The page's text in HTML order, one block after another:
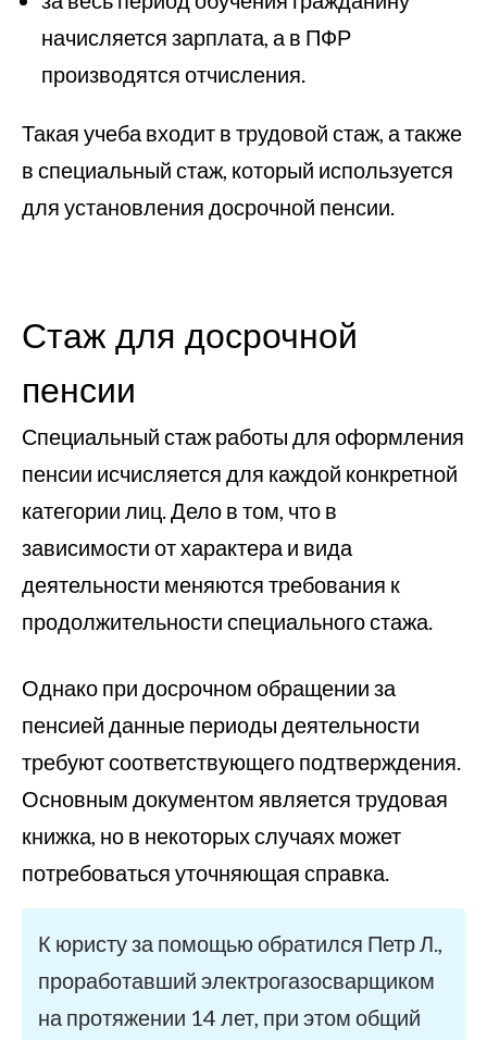
начисляется зарплата, а в ПФР
производятся отчисления.
Такая учеба входит в трудовой стаж, а также
в специальный стаж, который используется
для установления досрочной пенсии.
Стаж для досрочной
пенсии
Специальный стаж работы для оформления
пенсии исчисляется для каждой конкретной
категории лиц. Дело в том, что в
зависимости от характера и вида
деятельности меняются требования к
продолжительности специального стажа.
Однако при досрочном обращении за
пенсией данные периоды деятельности
требуют соответствующего подтверждения.
Основным документом является трудовая
книжка, но в некоторых случаях может
потребоваться уточняющая справка.
К юристу за помощью обратился Петр Л.,
проработавший электрогазосварщиком
на протяжении 14 лет, при этом общий